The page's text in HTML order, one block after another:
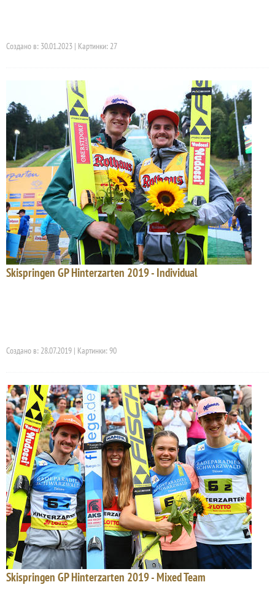
Создано в: 30.01.2023 | Картинки: 27
Skispringen GP Hinterzarten 2019 - Individual
Создано в: 28.07.2019 | Картинки: 90
Skispringen GP Hinterzarten 2019 - Mixed Team